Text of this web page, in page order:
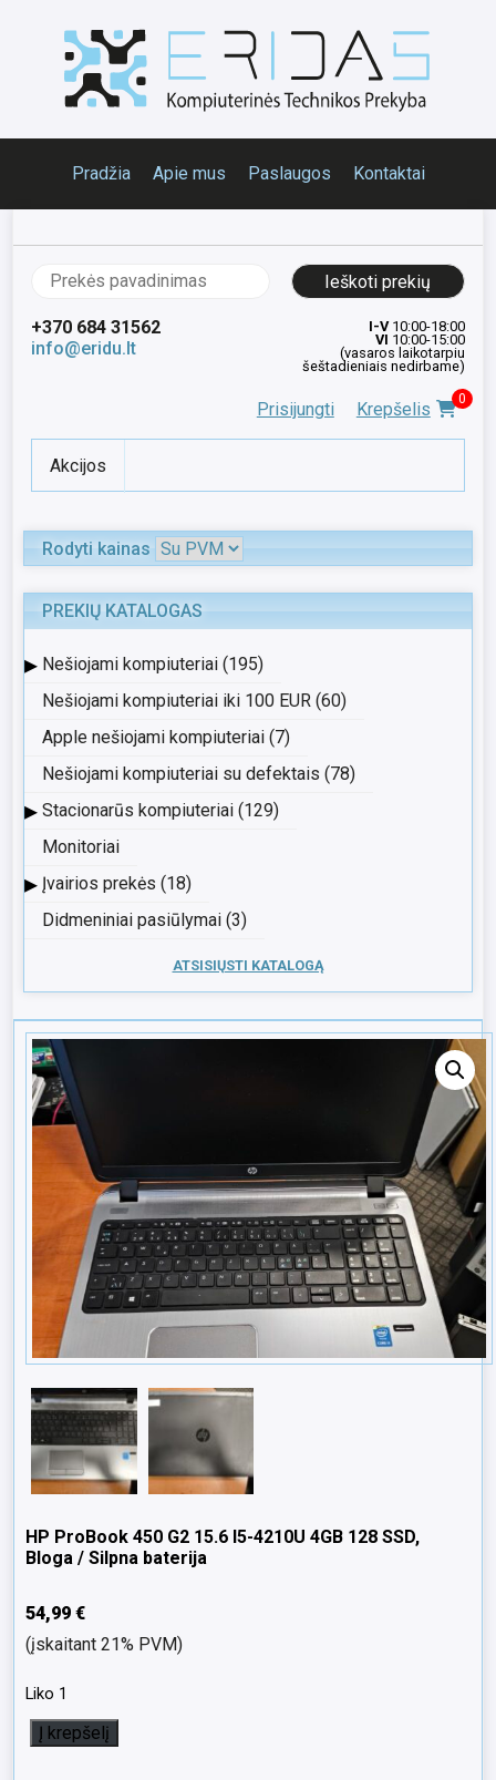
Pradžia Apie mus Paslaugos Kontaktai
Ieškoti:
+370 684 31562
info@eridu.lt
I-V10:00-18:00
VI 10:00-15:00
(vasaros laikotarpiu
šeštadieniais nedirbame)
Prisijungti Krepšelis 0
Akcijos
Rodyti kainas
PREKIŲ KATALOGAS
▸ Nešiojami kompiuteriai (195)
Nešiojami kompiuteriai iki 100 EUR (60)
Apple nešiojami kompiuteriai (7)
Nešiojami kompiuteriai su defektais (78)
▸ Stacionarūs kompiuteriai (129)
Monitoriai
▸ Įvairios prekės (18)
Didmeniniai pasiūlymai (3)
ATSISIŲSTI KATALOGĄ
HP ProBook 450 G2 15.6 I5-4210U 4GB 128 SSD,
Bloga / Silpna baterija
54,99€
(įskaitant 21% PVM)
Liko 1
produkto
kiekis:
Į krepšelį